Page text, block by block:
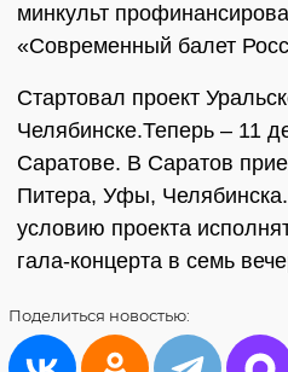
минкульт
«Современный балет
Стартовал проект
Челябинске.Теперь – 11
Саратове. В Саратов
Питера, Уфы,
условию проекта
гала-концерта в семь
Поделиться новостью: